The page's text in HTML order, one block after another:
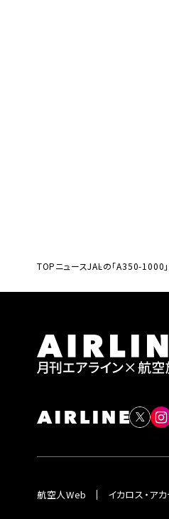
TOPニュースJALの「A350-1000
航空人Web イカロス・ア